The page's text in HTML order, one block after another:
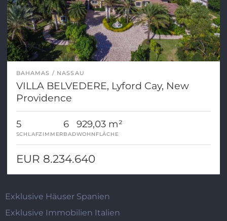
BAHAMAS NASSAU
VILLA BELVEDERE, Lyford Cay, New
Providence
5
SCHLAFZIMMER
6
BAD
929,03 m²
WOHNFLÄCHE
EUR 8.234.640
Exklusive Häuser Spanien
Exklusive Immobilien Italien